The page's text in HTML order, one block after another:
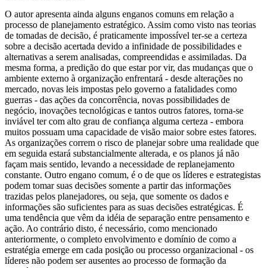
O autor apresenta ainda alguns enganos comuns em relação a
processo de planejamento estratégico. Assim como visto nas teorias
de tomadas de decisão, é praticamente impossível ter-se a certeza
sobre a decisão acertada devido a infinidade de possibilidades e
alternativas a serem analisadas, compreendidas e assimiladas. Da
mesma forma, a predição do que estar por vir, das mudanças que o
ambiente externo à organização enfrentará - desde alterações no
mercado, novas leis impostas pelo governo a fatalidades como
guerras - das ações da concorrência, novas possibilidades de
negócio, inovações tecnológicas e tantos outros fatores, torna-se
inviável ter com alto grau de confiança alguma certeza - embora
muitos possuam uma capacidade de visão maior sobre estes fatores.
As organizações correm o risco de planejar sobre uma realidade que
em seguida estará substancialmente alterada, e os planos já não
façam mais sentido, levando a necessidade de replanejamento
constante. Outro engano comum, é o de que os líderes e estrategistas
podem tomar suas decisões somente a partir das informações
trazidas pelos planejadores, ou seja, que somente os dados e
informações são suficientes para as suas decisões estratégicas. É
uma tendência que vêm da idéia de separação entre pensamento e
ação. Ao contrário disto, é necessário, como mencionado
anteriormente, o completo envolvimento e domínio de como a
estratégia emerge em cada posição ou processo organizacional - os
líderes não podem ser ausentes ao processo de formação da